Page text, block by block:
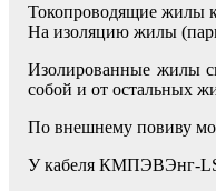
Токопроводящие жилы
На изоляцию жилы
Изолированные жилы
собой и от остальных
По внешнему повиву
У кабеля КМПЭВЭнг-LS